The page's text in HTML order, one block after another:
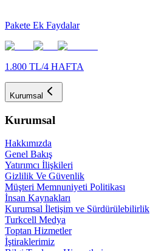
Pakete Ek Faydalar
1.800 TL/4 HAFTA
Kurumsal
Kurumsal
Hakkımızda
Genel Bakış
Yatırımcı İlişkileri
Gizlilik Ve Güvenlik
Müşteri Memnuniyeti Politikası
İnsan Kaynakları
Kurumsal İletişim ve Sürdürülebilirlik
Turkcell Medya
Toptan Hizmetler
İştiraklerimiz